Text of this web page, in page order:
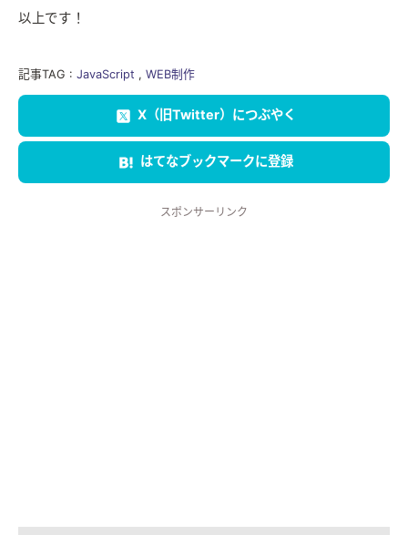
以上です！
記事TAG : JavaScript , WEB制作
X（旧Twitter）につぶやく
はてなブックマークに登録
スポンサーリンク